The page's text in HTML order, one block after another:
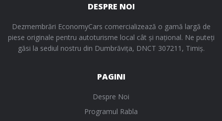
DESPRE NOI
Dezmembrări EconomyCars comercializează o gamă largă de
piese originale pentru autoturisme local cât și național. Ne puteți
găsi la sediul nostru din Dumbrăvița, DNCT 307211, Timiș.
PAGINI
Despre Noi
Programul Rabla